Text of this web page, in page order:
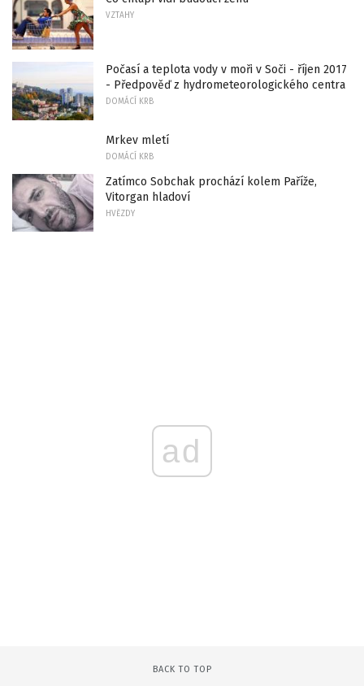
VZTAHY
Počasí a teplota vody v moři v Soči - říjen 2017
- Předpověď z hydrometeorologického centra
DOMÁCÍ KRB
Mrkev mletí
DOMÁCÍ KRB
Zatímco Sobchak prochází kolem Paříže,
Vitorgan hladoví
HVĚZDY
ad
BACK TO TOP